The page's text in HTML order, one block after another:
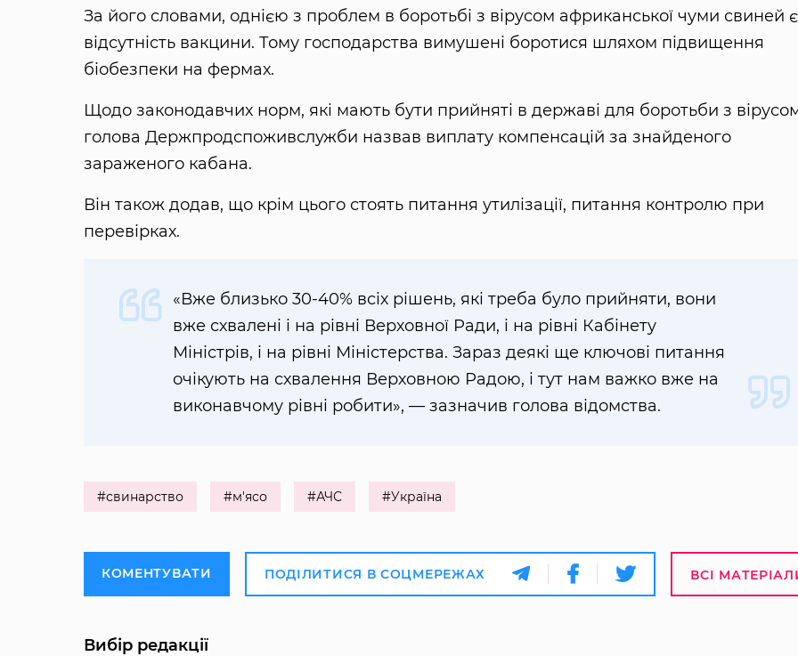
За його словами, однією з проблем в боротьбі з вірусом африканської чуми свиней є
відсутність вакцини. Тому господарства вимушені боротися шляхом підвищення
біобезпеки на фермах.
Щодо законодавчих норм, які мають бути прийняті в державі для боротьби з
голова Держпродспоживслужби назвав виплату компенсацій за знайденого
зараженого кабана.
Він також додав, що крім цього стоять питання утилізації, питання контролю при
перевірках.
«Вже близько 30-40% всіх рішень, які треба було прийняти, вони
вже схвалені і на рівні Верховної Ради, і на рівні Кабінету
Міністрів, і на рівні Міністерства. Зараз деякі ще ключові питання
очікують на схвалення Верховною Радою, і тут нам важко вже на
виконавчому рівні робити», — зазначив голова відомства.
#свинарство #м'ясо #АЧС #Україна
КОМЕНТУВАТИ ПОДІЛИТИСЯ В СОЦМЕРЕЖАХ ВСІ
Вибір редакції